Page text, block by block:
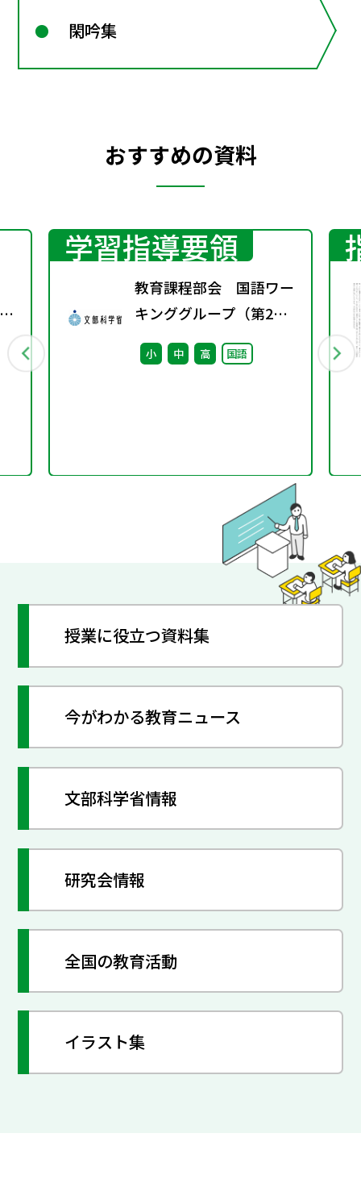
閑吟集
おすすめの資料
学習指導要領
教育課程部会 国語ワー
キンググループ（第2
回） 配付資料
小 中 高 国語
授業に役立つ資料集
今がわかる教育ニュース
文部科学省情報
研究会情報
全国の教育活動
イラスト集